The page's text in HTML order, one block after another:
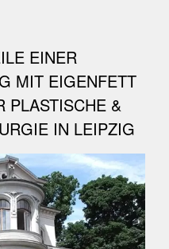
EINER
MIT EIGENFETT
PLASTISCHE &
IN LEIPZIG